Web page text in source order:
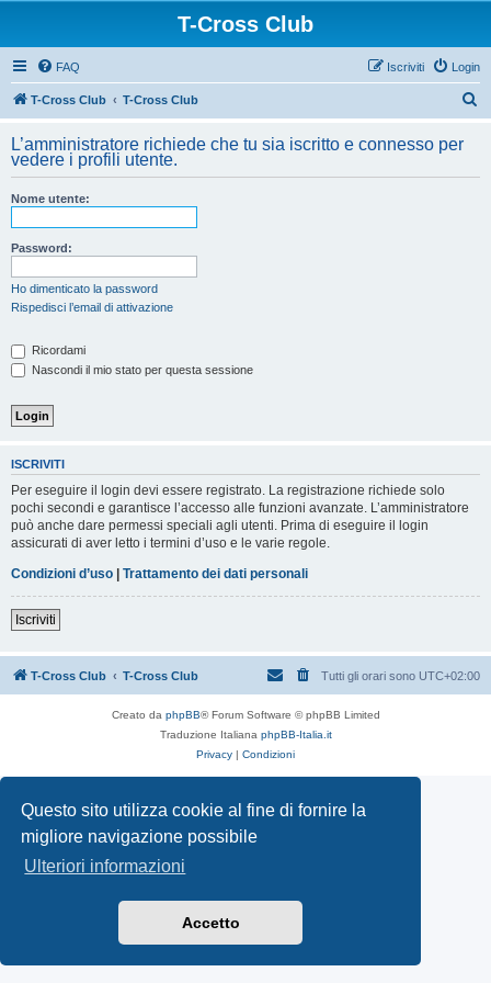
Questo sito utilizza cookie al fine di fornire la
migliore navigazione possibile
Ulteriori informazioni
Accetto
T-Cross Club
FAQ Login
Iscriviti
T-Cross Club T-Cross Club
c
L’amministratore richiede che tu sia iscritto e connesso per
vedere i profili utente.
Nome utente:
Password:
Ho dimenticato la password
Rispedisci l’email di attivazione
Ricordami
Nascondi il mio stato per questa sessione
ISCRIVITI
Per eseguire il login devi essere registrato. La registrazione richiede solo
pochi secondi e garantisce l’accesso alle funzioni avanzate. L’amministratore
può anche dare permessi speciali agli utenti. Prima di eseguire il login
assicurati di aver letto i termini d’uso e le varie regole.
Condizioni d’uso | Trattamento dei dati personali
Iscriviti
T-Cross Club T-Cross Club Tutti gli orari sono UTC+02:00
Creato da phpBB® Forum Software © phpBB Limited
Traduzione Italiana phpBB-Italia.it
Privacy | Condizioni